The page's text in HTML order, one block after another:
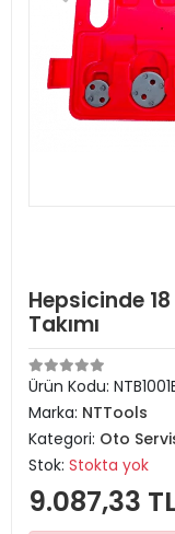
Hepsicinde
Takımı
Ürün Kodu:
Marka: NTTools
Kategori: Oto
Stok: Stokta yok
9.087,33